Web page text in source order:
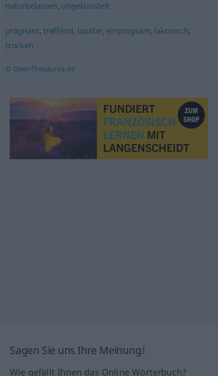
naturbelassen, ungekünstelt
prägnant, treffend, lapidar, einprägsam, lakonisch,
trocken
© OpenThesaurus.de
Sagen Sie uns Ihre Meinung!
Wie gefällt Ihnen das Online Wörterbuch?